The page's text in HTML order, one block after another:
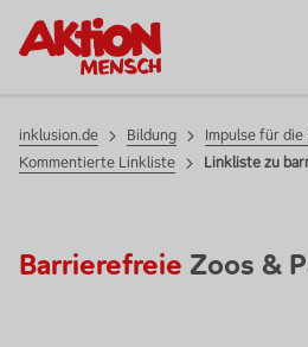
inklusion.de Bildung Impulse für die
Kommentierte Linkliste
Linkliste zu
Barrierefreie Zoos &